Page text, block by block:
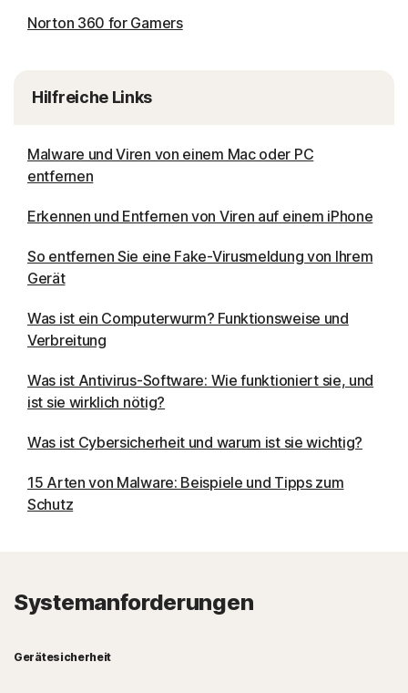
Norton 360 for Gamers
Hilfreiche Links
Malware und Viren von einem Mac oder PC
entfernen
Erkennen und Entfernen von Viren auf einem iPhone
So entfernen Sie eine Fake-Virusmeldung von Ihrem
Gerät
Was ist ein Computerwurm? Funktionsweise und
Verbreitung
Was ist Antivirus-Software: Wie funktioniert sie, und
ist sie wirklich nötig?
Was ist Cybersicherheit und warum ist sie wichtig?
15 Arten von Malware: Beispiele und Tipps zum
Schutz
Systemanforderungen
Gerätesicherheit